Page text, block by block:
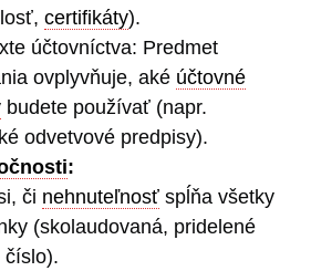
certifikáty).
účtovníctva: Predmet
ovplyvňuje, aké účtovné
budete používať (napr.
odvetvové predpisy).
:
či nehnuteľnosť spĺňa všetky
(skolaudovaná, pridelené
číslo).